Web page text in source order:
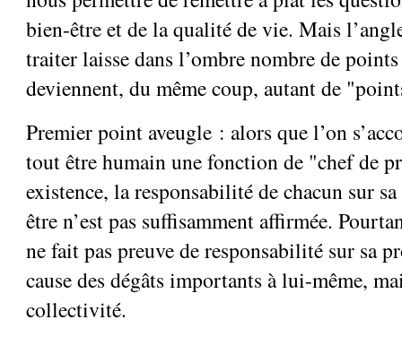
bien-être et de la qualité de vie. Mais
traiter laisse dans l’ombre nombre de
deviennent, du même coup, autant de
Premier point aveugle : alors que l’on
tout être humain une fonction de "chef de
existence, la responsabilité de chacun sur
être n’est pas suffisamment affirmée.
ne fait pas preuve de responsabilité sur sa
cause des dégâts importants à lui-même,
collectivité.